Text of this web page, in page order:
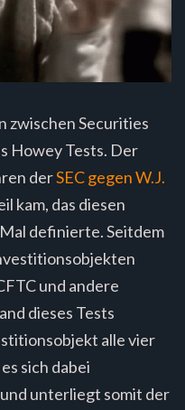
zwischen Securities
Howey Tests. Der
derSEC gegen W.J.
kam, das diesen
definierte. Seitdem
und andere
dieses Tests
alle vier
sich dabei
unterliegt somit der